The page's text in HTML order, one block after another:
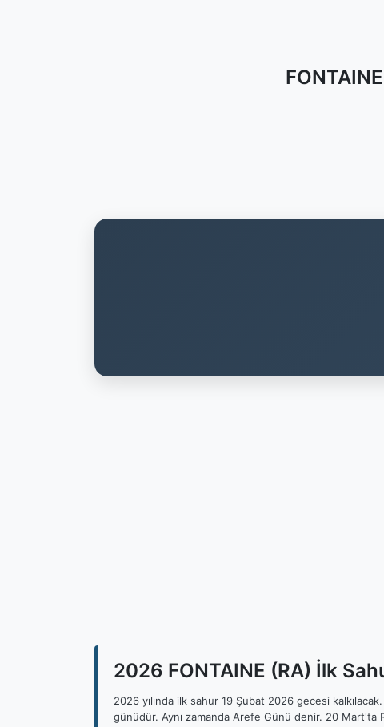
2026 FONTAINE (RA) İlk
2026 yılında ilk sahur 19 Şubat 2026 gecesi
günüdür. Aynı zamanda Arefe Günü denir. 20 Mart'ta